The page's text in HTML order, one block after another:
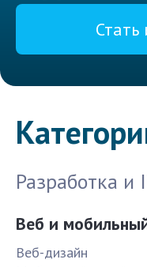
Разработка и
Веб и
Веб-дизайн